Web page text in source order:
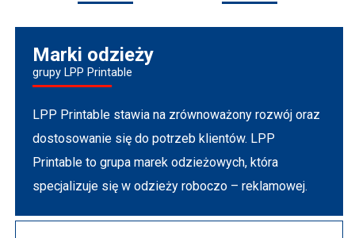
Marki odzieży
grupy LPP Printable
LPP Printable stawia na zrównoważony rozwój oraz
dostosowanie się do potrzeb klientów. LPP
Printable to grupa marek odzieżowych, która
specjalizuje się w odzieży roboczo – reklamowej.